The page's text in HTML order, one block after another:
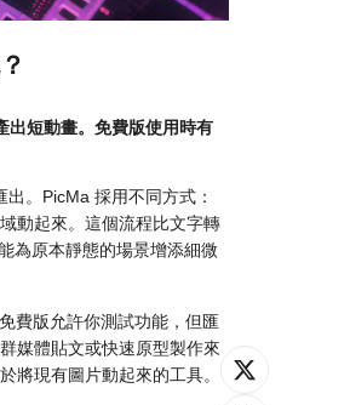
短動畫。免費版使用時有
。PicMa 採用不同方式：
動起來。這個流程比文字轉
為原本靜態的場景增添細微
費版允許你測試功能，但匯
媒體貼文或快速原型製作來
現有圖片動起來的工具。